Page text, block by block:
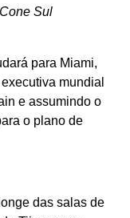
Sul
para Miami,
mundial
e assumindo o
o plano de
das salas de